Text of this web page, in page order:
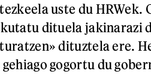
uste du HRWek.
dituela jakinarazi
dituztela ere.
gehiago gogortu du